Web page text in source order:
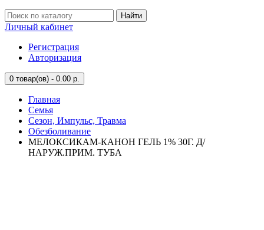
Найти
Личный кабинет
Регистрация
Авторизация
0 товар(ов) - 0.00 р.
Главная
Семья
Сезон, Импульс, Травма
Обезболивание
МЕЛОКСИКАМ-КАНОН ГЕЛЬ 1% 30Г. Д/
НАРУЖ.ПРИМ. ТУБА